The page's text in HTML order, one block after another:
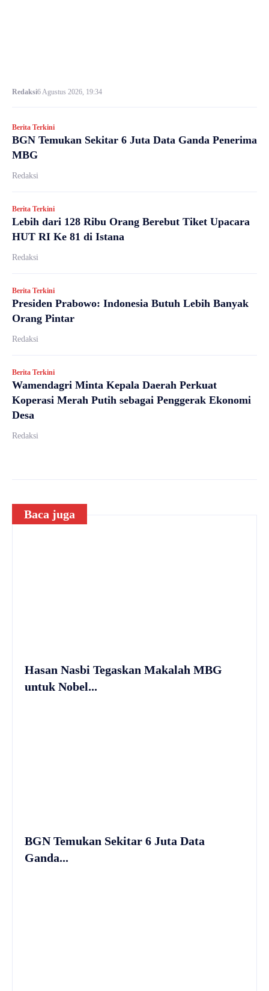
Redaksi6 Agustus 2026, 19:34
Berita Terkini
BGN Temukan Sekitar 6 Juta Data Ganda Penerima
MBG
Redaksi
Berita Terkini
Lebih dari 128 Ribu Orang Berebut Tiket Upacara
HUT RI Ke 81 di Istana
Redaksi
Berita Terkini
Presiden Prabowo: Indonesia Butuh Lebih Banyak
Orang Pintar
Redaksi
Berita Terkini
Wamendagri Minta Kepala Daerah Perkuat
Koperasi Merah Putih sebagai Penggerak Ekonomi
Desa
Redaksi
Baca juga
Hasan Nasbi Tegaskan Makalah MBG
untuk Nobel...
BGN Temukan Sekitar 6 Juta Data
Ganda...